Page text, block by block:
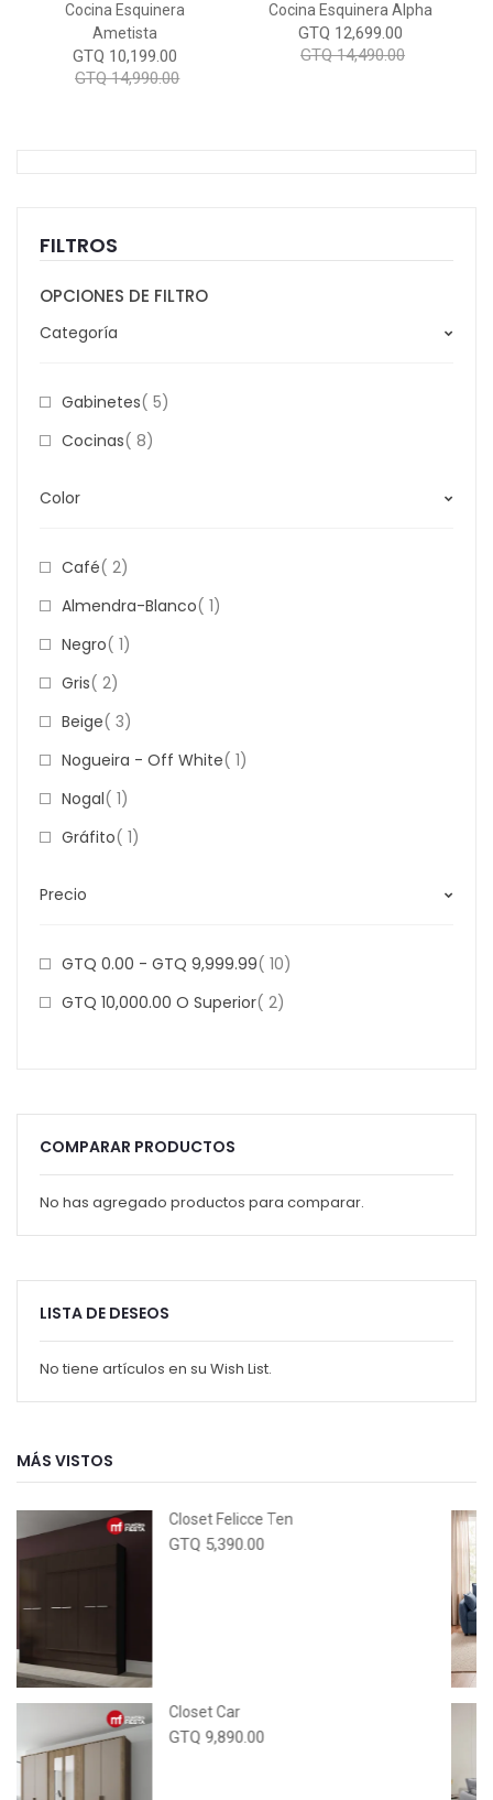
Cocina Esquinera
Ametista
GTQ 10,199.00
GTQ 14,990.00
Cocina Esquinera Alpha
GTQ 12,699.00
GTQ 14,490.00
FILTROS
OPCIONES DE FILTRO
Categoría
Gabinetes 5Item
Cocinas
8Item
Color
Café 2Item
Almendra-Blanco 1Item
Negro 1Item
Gris 2Item
Beige 3Item
Nogueira - Off White 1Item
Nogal 1Item
Gráfito 1Item
Precio
GTQ 0.00 - GTQ 9,999.99 10Item
GTQ 10,000.00 O Superior 2Item
COMPARAR PRODUCTOS
No has agregado productos para comparar.
LISTA DE DESEOS
No tiene artículos en su Wish List.
MÁS VISTOS
Closet Felicce Ten
GTQ 5,390.00
Closet Car
GTQ 9,890.00